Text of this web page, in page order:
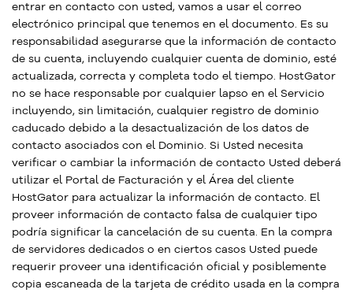
entrar en contacto con usted, vamos a usar el correo
electrónico principal que tenemos en el documento. Es su
responsabilidad asegurarse que la información de contacto
de su cuenta, incluyendo cualquier cuenta de dominio, esté
actualizada, correcta y completa todo el tiempo. HostGator
no se hace responsable por cualquier lapso en el Servicio
incluyendo, sin limitación, cualquier registro de dominio
caducado debido a la desactualización de los datos de
contacto asociados con el Dominio. Si Usted necesita
verificar o cambiar la información de contacto Usted deberá
utilizar el Portal de Facturación y el Área del cliente
HostGator para actualizar la información de contacto. El
proveer información de contacto falsa de cualquier tipo
podría significar la cancelación de su cuenta. En la compra
de servidores dedicados o en ciertos casos Usted puede
requerir proveer una identificación oficial y posiblemente
copia escaneada de la tarjeta de crédito usada en la compra